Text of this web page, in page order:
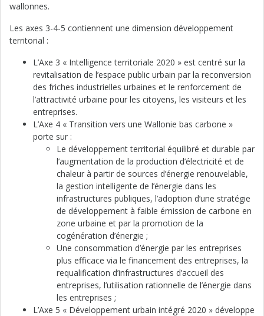
wallonnes.
Les axes 3-4-5 contiennent une dimension développement
territorial :
L’Axe 3 « Intelligence territoriale 2020 » est centré sur la
revitalisation de l’espace public urbain par la reconversion
des friches industrielles urbaines et le renforcement de
l’attractivité urbaine pour les citoyens, les visiteurs et les
entreprises.
L’Axe 4 « Transition vers une Wallonie bas carbone »
porte sur :
Le développement territorial équilibré et durable par
l’augmentation de la production d’électricité et de
chaleur à partir de sources d’énergie renouvelable,
la gestion intelligente de l’énergie dans les
infrastructures publiques, l’adoption d’une stratégie
de développement à faible émission de carbone en
zone urbaine et par la promotion de la
cogénération d’énergie ;
Une consommation d’énergie par les entreprises
plus efficace via le financement des entreprises, la
requalification d’infrastructures d’accueil des
entreprises, l’utilisation rationnelle de l’énergie dans
les entreprises ;
L’Axe 5 « Développement urbain intégré 2020 » développe